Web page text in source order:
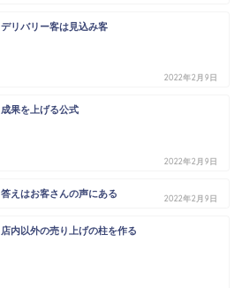
デリバリー客は見込み客
2022年2月9日
成果を上げる公式
2022年2月9日
答えはお客さんの声にある 2022年2月9日
店内以外の売り上げの柱を作る